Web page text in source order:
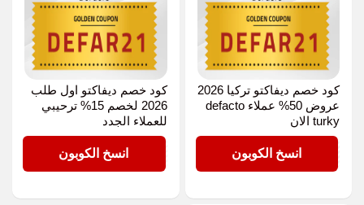
كود خصم ديفاكتو تركيا 2026
عروض 50% عملاء defacto
turky الان
DEFAR21
انسخ الكوبون
كود خصم ديفاكتو اول طلب
2026 لخصم 15% ترحيبي
للعملاء الجدد
DEFAR21
انسخ الكوبون